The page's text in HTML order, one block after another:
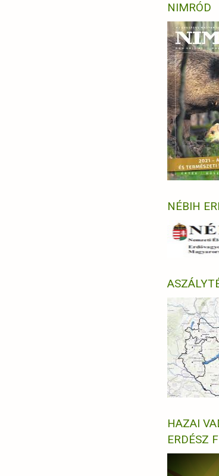
NIMRÓD
NÉBIH
HAZAI
ERDÉSZ